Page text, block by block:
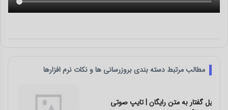
مطالب مرتبط دسته بندی بروزرسانی ها و نکات نرم افزارها
دانلود اپلیکیشن برنامه ریزی روزانه و